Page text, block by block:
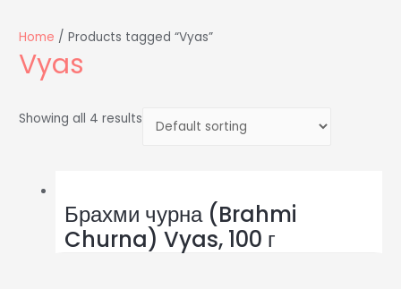
Home / Products tagged “Vyas”
Vyas
Showing all 4 results
Брахми чурна (Brahmi
Churna) Vyas, 100 г